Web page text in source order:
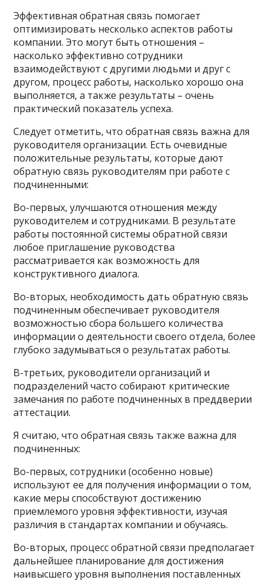
Эффективная обратная связь помогает
оптимизировать несколько аспектов работы
компании. Это могут быть отношения –
насколько эффективно сотрудники
взаимодействуют с другими людьми и друг с
другом, процесс работы, насколько хорошо она
выполняется, а также результаты – очень
практический показатель успеха.
Следует отметить, что обратная связь важна для
руководителя организации. Есть очевидные
положительные результаты, которые дают
обратную связь руководителям при работе с
подчиненными:
Во-первых, улучшаются отношения между
руководителем и сотрудниками. В результате
работы постоянной системы обратной связи
любое приглашение руководства
рассматривается как возможность для
конструктивного диалога.
Во-вторых, необходимость дать обратную связь
подчиненным обеспечивает руководителя
возможностью сбора большего количества
информации о деятельности своего отдела, более
глубоко задумываться о результатах работы.
В-третьих, руководители организаций и
подразделений часто собирают критические
замечания по работе подчиненных в преддверии
аттестации.
Я считаю, что обратная связь также важна для
подчиненных:
Во-первых, сотрудники (особенно новые)
используют ее для получения информации о том,
какие меры способствуют достижению
приемлемого уровня эффективности, изучая
различия в стандартах компании и обучаясь.
Во-вторых, процесс обратной связи предполагает
дальнейшее планирование для достижения
наивысшего уровня выполнения поставленных